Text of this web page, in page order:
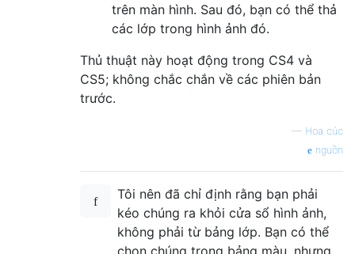
trên màn hình. Sau đó, bạn có thể thả
các lớp trong hình ảnh đó.
Thủ thuật này hoạt động trong CS4 và
CS5; không chắc chắn về các phiên bản
trước.
— Hoa cúc
nguồn
Tôi nên đã chỉ định rằng bạn phải
kéo chúng ra khỏi cửa sổ hình ảnh,
không phải từ bảng lớp. Bạn có thể